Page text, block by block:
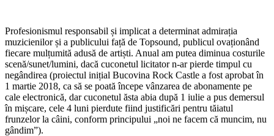
Profesionismul responsabil și implicat a determinat admirația
muzicienilor și a publicului față de Topsound, publicul ovaționând
fiecare mulțumită adusă de artiști. Anual am putea diminua costurile
scenă/sunet/lumini, dacă cuconetul licitator n-ar pierde timpul cu
negândirea (proiectul inițial Bucovina Rock Castle a fost aprobat în
1 martie 2018, ca să se poată începe vânzarea de abonamente pe
cale electronică, dar cuconetul ăsta abia după 1 iulie a pus demersul
în mișcare, cele 4 luni pierdute fiind justificări pentru tăiatul
frunzelor la câini, conform principului „noi ne facem că muncim, nu
gândim”).